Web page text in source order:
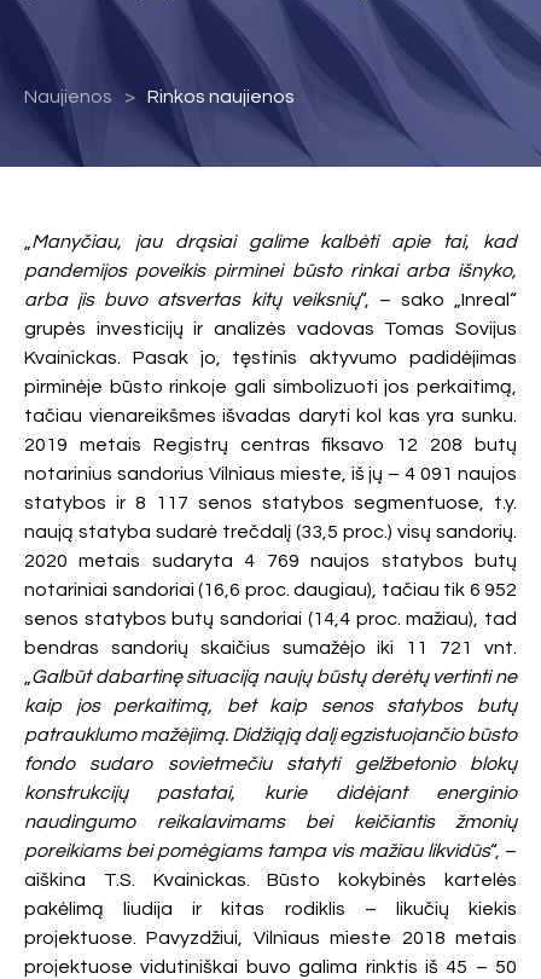
Naujienos Rinkos naujienos
Manyčiau, jau drąsiai galime kalbėti apie tai, kad
pandemijos poveikis pirminei būsto rinkai arba išnyko,
arba jis buvo atsvertas kitų veiksnių“, – sako „Inreal“
grupės investicijų ir analizės vadovas Tomas Sovijus
Kvainickas. Pasak jo, tęstinis aktyvumo padidėjimas
pirminėje būsto rinkoje gali simbolizuoti jos perkaitimą,
tačiau vienareikšmes išvadas daryti kol kas yra sunku.
2019 metais Registrų centras fiksavo 12 208 butų
notarinius sandorius Vilniaus mieste, iš jų – 4 091 naujos
statybos ir 8 117 senos statybos segmentuose, t.y.
naują statyba sudarė trečdalį (33,5 proc.) visų sandorių.
2020 metais sudaryta 4 769 naujos statybos butų
notariniai sandoriai (16,6 proc. daugiau), tačiau tik 6 952
senos statybos butų sandoriai (14,4 proc. mažiau), tad
bendras sandorių skaičius sumažėjo iki 11 721 vnt.
Galbūt dabartinę situaciją naujų būstų derėtų vertinti ne
kaip jos perkaitimą, bet kaip senos statybos butų
patrauklumo mažėjimą. Didžiąją dalį egzistuojančio būsto
fondo sudaro sovietmečiu statyti gelžbetonio blokų
konstrukcijų pastatai, kurie didėjant energinio
naudingumo reikalavimams bei keičiantis žmonių
poreikiams bei pomėgiams tampa vis mažiau likvidūs“, –
aiškina T.S. Kvainickas. Būsto kokybinės kartelės
pakėlimą liudija ir kitas rodiklis – likučių kiekis
projektuose. Pavyzdžiui, Vilniaus mieste 2018 metais
projektuose vidutiniškai buvo galima rinktis iš 45 – 50